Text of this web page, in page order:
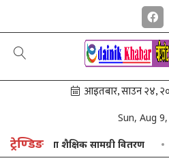
Sun, Aug
ट्रेण्डिङ
तथा शैक्षिक सामग्री वितरण